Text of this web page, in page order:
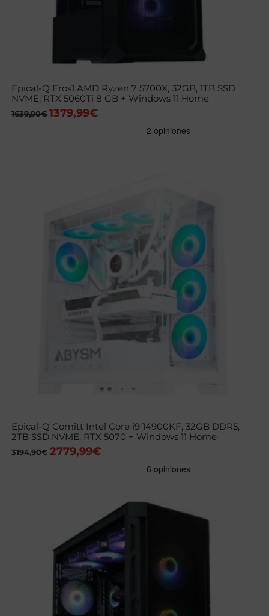
Epical-Q Eros1 AMD Ryzen 7 5700X, 32GB, 1TB SSD
NVME, RTX 5060Ti 8 GB + Windows 11 Home
1639,90€ El
1379,99€
Epical-Q Comitt Intel Core i9 14900KF, 32GB DDR5,
2TB SSD NVME, RTX 5070 + Windows 11 Home
3194,90€ El
2779,99€